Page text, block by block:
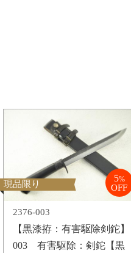
現品限り
5%
OFF
2376-003
【黒漆拵：有害駆除剣鉈】
003 有害駆除：剣鉈【黒